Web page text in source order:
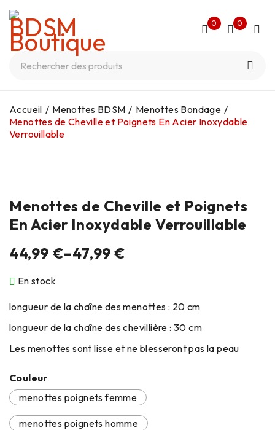
0 0
Accueil / Menottes BDSM / Menottes Bondage /
Menottes de Cheville et Poignets En Acier Inoxydable
Verrouillable
Menottes de Cheville et Poignets
En Acier Inoxydable Verrouillable
44,99 €–47,99€
En stock
longueur de la chaîne des menottes : 20 cm
longueur de la chaîne des chevillière : 30 cm
Les menottes sont lisse et ne blesseront pas la peau
Couleur
menottes poignets femme
menottes poignets homme